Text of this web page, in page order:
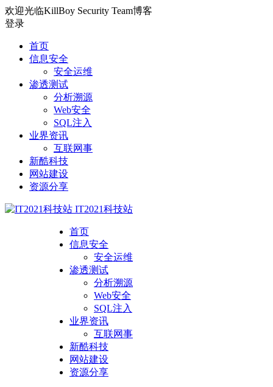
欢迎光临KillBoy Security Team博客
登录
首页
信息安全
安全运维
渗透测试
分析溯源
Web安全
SQL注入
业界资讯
互联网事
新酷科技
网站建设
资源分享
IT2021科技站
首页
信息安全
安全运维
渗透测试
分析溯源
Web安全
SQL注入
业界资讯
互联网事
新酷科技
网站建设
资源分享